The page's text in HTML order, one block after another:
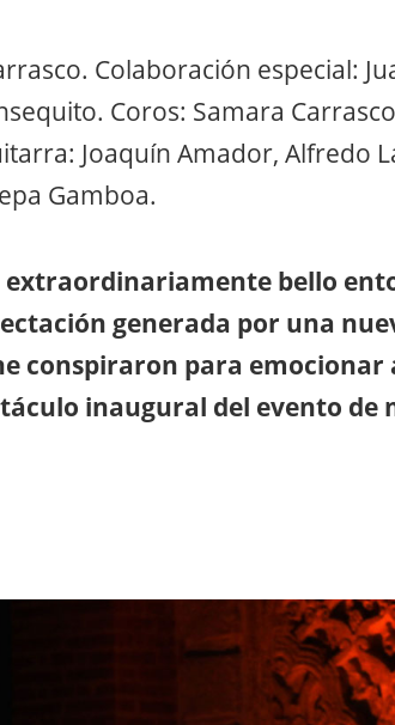
Colaboración especial:
Coros: Samara
Joaquín Amador, Alfredo
Gamboa.
extraordinariamente bello
generada por una
conspiraron para emocionar
inaugural del evento de